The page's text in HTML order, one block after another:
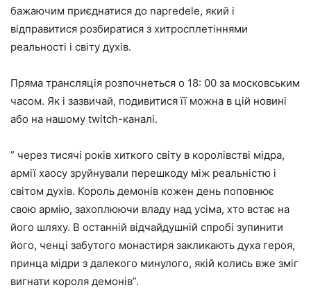
бажаючим приєднатися до napredele, який і
відправитися розбиратися з хитросплетіннями
реальності і світу духів.
Пряма трансляція розпочнеться о 18: 00 за московським
часом. Як і зазвичай, подивитися її можна в цій новині
або на нашому twitch-каналі.
” через тисячі років хиткого світу в королівстві мідра,
армії хаосу зруйнували перешкоду між реальністю і
світом духів. Король демонів кожен день поповнює
свою армію, захоплюючи владу над усіма, хто встає на
його шляху. В останній відчайдушній спробі зупинити
його, ченці забутого монастиря закликають духа героя,
принца мідри з далекого минулого, якій колись вже зміг
вигнати короля демонів”.